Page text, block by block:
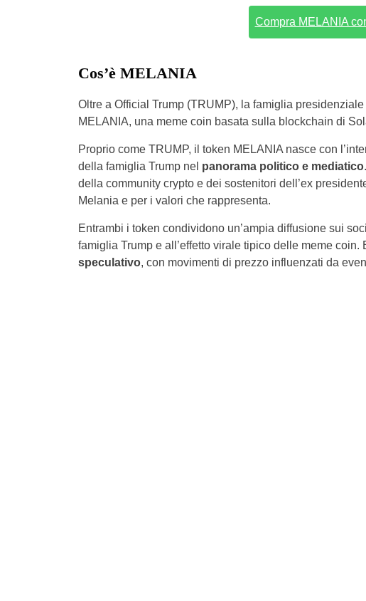
Compra MELANIA
Cos’è MELANIA
Oltre a Official Trump (TRUMP), la famiglia
MELANIA, una meme coin basata sulla blockchain di
Proprio come TRUMP, il token MELANIA nasce con
della famiglia Trump nel panorama politico e mediatico
della community crypto e dei sostenitori dell’ex
Melania e per i valori che rappresenta.
Entrambi i token condividono un’ampia diffusione sui
famiglia Trump e all’effetto virale tipico delle meme coin.
speculativo, con movimenti di prezzo influenzati da